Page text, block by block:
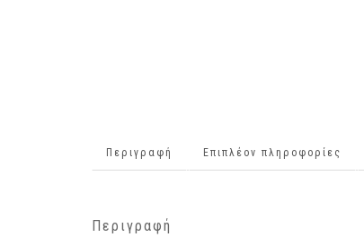
Περιγραφή Επιπλέον πληροφορίες
Περιγραφή